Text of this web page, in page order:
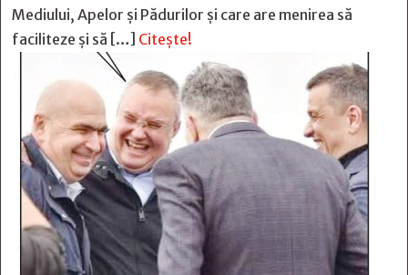
Mediului, Apelor și Pădurilor și care are menirea să
faciliteze și să […] Citește!